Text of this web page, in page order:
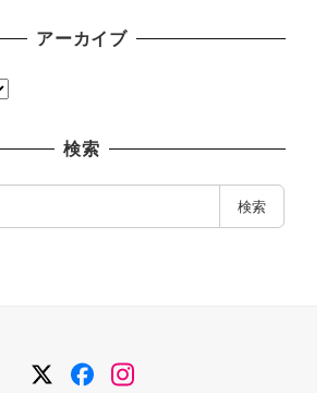
アーカイブ
検索
検索
TwitterFacebook
Instagram